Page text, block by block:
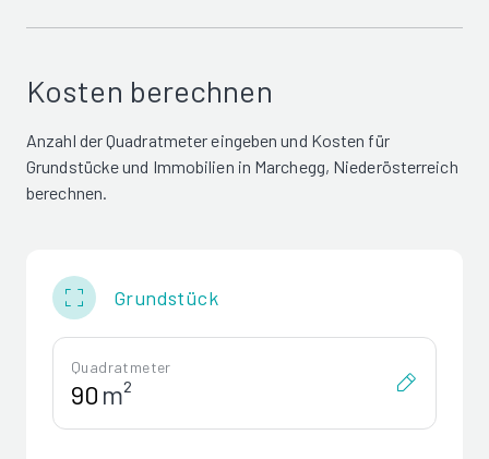
Kosten berechnen
Anzahl der Quadratmeter eingeben und Kosten für
Grundstücke und Immobilien in Marchegg, Niederösterreich
berechnen.
Grundstück
Quadratmeter
m²